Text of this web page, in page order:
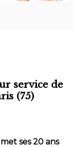
service de
(75)
ses 20 ans